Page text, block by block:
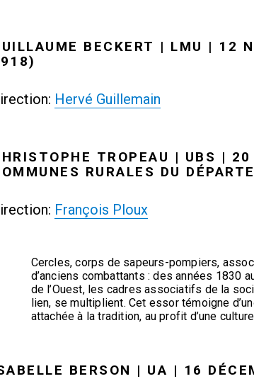
BECKERT | LMU | 12
Hervé Guillemain
TROPEAU | UBS |
RURALES DU
François Ploux
Cercles, corps de sapeurs-pompiers,
d’anciens combattants : des années 1830
de l’Ouest, les cadres associatifs de la
lien, se multiplient. Cet essor témoigne
attachée à la tradition, au profit d’une
BERSON | UA | 16